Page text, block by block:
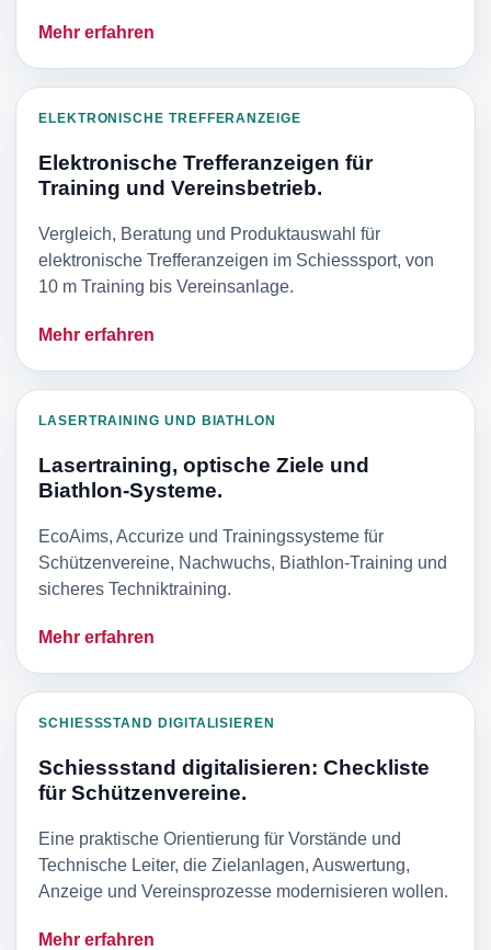
Mehr erfahren
ELEKTRONISCHE TREFFERANZEIGE
Elektronische Trefferanzeigen für
Training und Vereinsbetrieb.
Vergleich, Beratung und Produktauswahl für
elektronische Trefferanzeigen im Schiesssport, von
10 m Training bis Vereinsanlage.
Mehr erfahren
LASERTRAINING UND BIATHLON
Lasertraining, optische Ziele und
Biathlon-Systeme.
EcoAims, Accurize und Trainingssysteme für
Schützenvereine, Nachwuchs, Biathlon-Training und
sicheres Techniktraining.
Mehr erfahren
SCHIESSSTAND DIGITALISIEREN
Schiessstand digitalisieren: Checkliste
für Schützenvereine.
Eine praktische Orientierung für Vorstände und
Technische Leiter, die Zielanlagen, Auswertung,
Anzeige und Vereinsprozesse modernisieren wollen.
Mehr erfahren